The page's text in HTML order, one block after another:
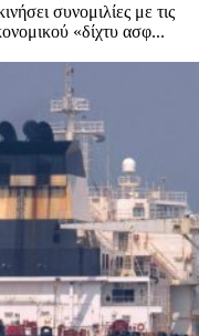
συνομιλίες με τις
«δίχτυ ασφ...